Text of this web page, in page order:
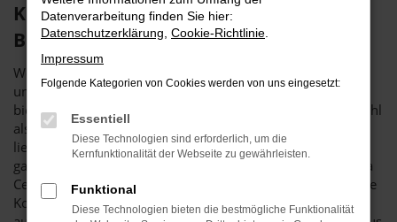
Kia Ceed in Karlsruhe – das Autohaus
Brenk steht bereit
Wenn Sie einen Kia Ceed suchen, um fortan in Karlsruhe
unterwegs zu sein, sollten wir ins Gespräch kommen. Wir
bieten Ihnen dieses rundum überzeugende Fahrzeug sowohl
als Neuwagen als auch als günstige Tageszulassung. Wer
lieber in ein gut eingefahrenes Fahrzeug einsteigt, kommt
ganz sicher bei unserem breit gefächerten Sortiment an Kia
Ceed Gebrauchtwagen und Jahreswagen auf seine oder ihre
Kosten. Wir lassen die Preise purzeln und sind auf Wunsch
Datenverarbeitung finden Sie hier:
Datenschutzerklärung Cookie-Richtlinie
Impressum
Folgende Kategorien von Cookies werden von uns eingesetzt:
Essentiell
Diese Technologien sind erforderlich, um die
Kernfunktionalität der Webseite zu gewährleisten.
Funktional
Diese Technologien bieten die bestmögliche Funktionalität